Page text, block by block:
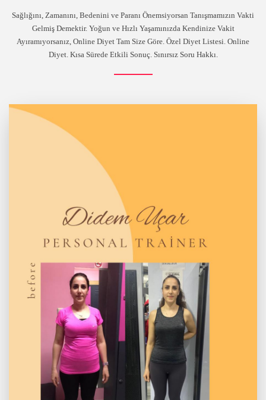
Sağlığını, Zamanını, Bedenini ve Paranı Önemsiyorsan Tanışmamızın Vakti
Gelmiş Demektir. Yoğun ve Hızlı Yaşamınızda Kendinize Vakit
Ayıramıyorsanız, Online Diyet Tam Size Göre. Özel Diyet Listesi. Online
Diyet. Kısa Sürede Etkili Sonuç. Sınırsız Soru Hakkı.